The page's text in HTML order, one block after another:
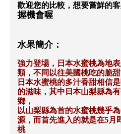
歡迎您的比較，想要嘗鮮的
握機會喔
水果簡介：
強力登場，日本水蜜桃為地
類，不同以往美國桃吃的脆甜
日本水蜜桃的多汁香甜相信
的滋味，其中日本山梨縣為
鄉，
以山梨縣為首的水蜜桃幾乎
源，而首先進入的就是在5月
桃